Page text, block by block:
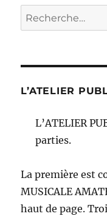
Recherche
pour :
L’ATELIER
L’ATELIER
parties.
La première est
MUSICALE
haut de page.